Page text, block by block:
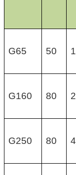
G65 50
G160 80
G250 80